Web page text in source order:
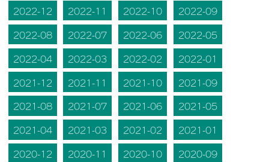
2022-12
2022-11 2022-10
2022-09
2022-08
2022-07 2022-06
2022-05
2022-04
2022-03 2022-02
2022-01
2021-12
2021-11 2021-10
2021-09
2021-08
2021-07 2021-06
2021-05
2021-04
2021-03 2021-02
2021-01
2020-12
2020-11 2020-10
2020-09